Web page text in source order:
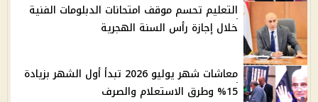
التعليم تحسم موقف امتحانات الدبلومات الفنية
خلال إجازة رأس السنة الهجرية
معاشات شهر يوليو 2026 تبدأ أول الشهر بزيادة
15% وطرق الاستعلام والصرف